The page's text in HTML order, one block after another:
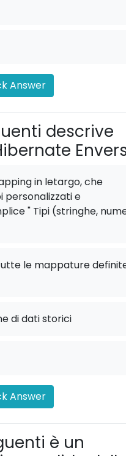
Answer
descrive
in letargo, che
personalizzati e
" Tipi (stringhe,
le mappature
di dati storici
Answer
è un